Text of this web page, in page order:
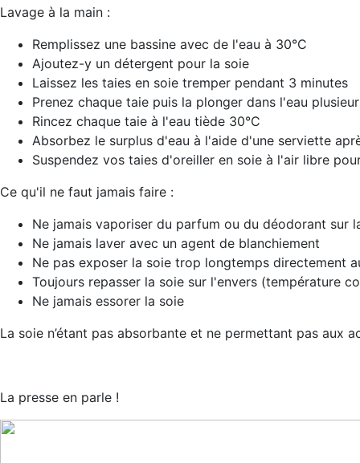
Lavage à la main :
Remplissez une bassine avec de l'eau à 30°C
Ajoutez-y un détergent pour la soie
Laissez les taies en soie tremper pendant 3 minutes
Prenez chaque taie puis la plonger dans l'eau
Rincez chaque taie à l'eau tiède 30°C
Absorbez le surplus d'eau à l'aide d'une serviette
Suspendez vos taies d'oreiller en soie à l'air libre
Ce qu'il ne faut jamais faire :
Ne jamais vaporiser du parfum ou du déodorant sur
Ne jamais laver avec un agent de blanchiement
Ne pas exposer la soie trop longtemps directement
Toujours repasser la soie sur l'envers (température
Ne jamais essorer la soie
La soie n’étant pas absorbante et ne permettant pas aux
La presse en parle !